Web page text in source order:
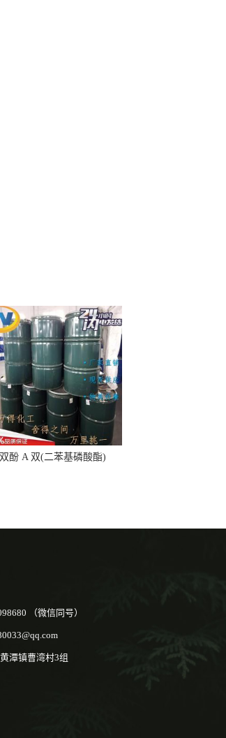
双酚 A 双(二苯基磷酸酯)
（微信同号）
潭镇曹湾村3组